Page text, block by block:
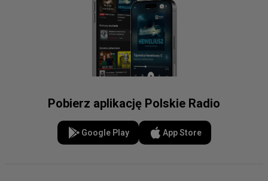
Pobierz aplikację Polskie Radio
Google Play App Store